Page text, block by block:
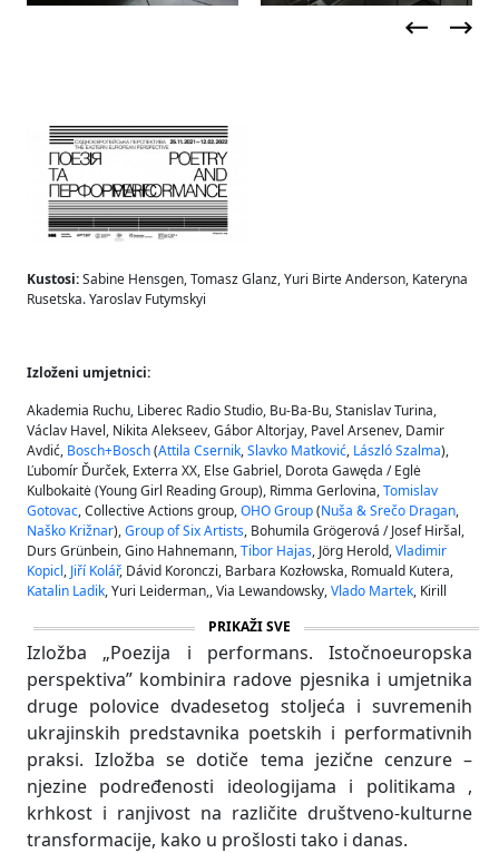
Kustosi:Sabine Hensgen, Tomasz Glanz, Yuri Birte Anderson, Kateryna
Rusetska. Yaroslav Futymskyi
Izloženi umjetnici:
Akademia Ruchu, Liberec Radio Studio, Bu-Ba-Bu, Stanislav Turina,
Václav Havel, Nikita Alekseev, Gábor Altorjay, Pavel Arsenev, Damir
Avdić, Bosch+Bosch(Attila Csernik,Slavko Matković, László Szalma),
Ľubomír Ďurček, Exterra XX, Else Gabriel, Dorota Gawęda / Eglė
Kulbokaitė (Young Girl Reading Group), Rimma Gerlovina,Tomislav
Gotovac, Collective Actions group,OHO Group(Nuša & Srečo Dragan,
Naško Križnar),Group of Six Artists, Bohumila Grögerová / Josef Hiršal,
Durs Grünbein, Gino Hahnemann,Tibor Hajas, Jörg Herold,Vladimir
Kopicl, Jiří Kolář, Dávid Koronczi, Barbara Kozłowska, Romuald Kutera,
Katalin Ladik, Yuri Leiderman,, Via Lewandowsky,Vlado Martek, Kirill
Novotný, NSRD (Hardijs Lediņš, Juris Boiko, Imants Žodžiks), Roman
Osminkin,
Andrzej Partum , Bogdanka Poznanović,Dmitri Prigov, Pussy
Riot, Lev Rubinstein, Gerhard Rühm,
Mladen Stilinović
, Gabriele Stötzer,
Tamás Szentjóby,
Bálint Szombath y,Slobodan Tišma,Raša Todosijević,
Dezider Tóth(Monogramista T.D), Jaromír Typlt,Jiří Valoch, Leonid
Voytsehov, Group Abstract Finger, Vasyl Lozynsky, Henri Chopin, Petro
Ryaska, LuHoSad, Ksenia Hnylytska, Anita Nemet, Vlodko Kaufman,
Semyon Khanin, Yaroslav Futymskyi, Coro Collective, Dana Kavelina,
Fedir Tetianych, Yuriy Sokolov, Nikolay Karabinovych, Tesla Sonet Duo
PRIKAŽI SVE
Izložba „Poezija i performans. Istočnoeuropska
perspektiva” kombinira radove pjesnika i umjetnika
druge polovice dvadesetog stoljeća i suvremenih
ukrajinskih predstavnika poetskih i performativnih
praksi. Izložba se dotiče tema jezične cenzure –
njezine podređenosti ideologijama i politikama ,
krhkost i ranjivost na različite društveno-kulturne
transformacije, kako u prošlosti tako i danas.